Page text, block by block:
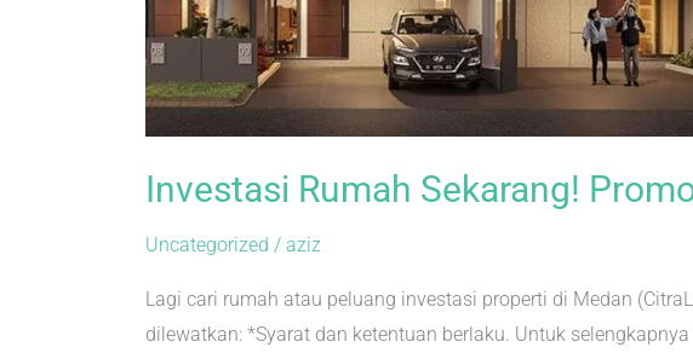
Investasi Rumah Sekarang!
Uncategorized / aziz
Lagi cari rumah atau peluang investasi properti di Medan
dilewatkan: *Syarat dan ketentuan berlaku. Untuk